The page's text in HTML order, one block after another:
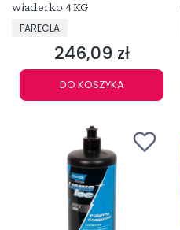
wiaderko 4 KG
PRODUCENT
FARECLA
Cena
246,09 zł
DO KOSZYKA